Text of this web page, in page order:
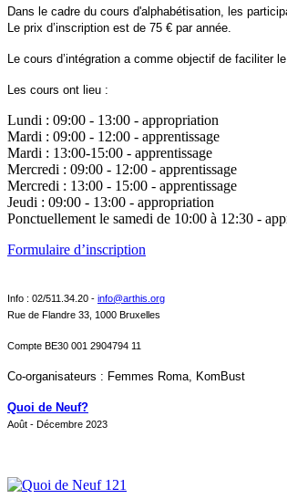
Dans le cadre du cours d'alphabétisation, les
Le prix d’inscription est de 75 € par année.
Le cours d’intégration a comme objectif de faciliter
Les cours ont lieu :
Lundi : 09:00 - 13:00 - appropriation
Mardi : 09:00 - 12:00 - apprentissage
Mardi : 13:00-15:00 - apprentissage
Mercredi : 09:00 - 12:00 - apprentissage
Mercredi : 13:00 - 15:00 - apprentissage
Jeudi : 09:00 - 13:00 - appropriation
Ponctuellement le samedi de 10:00 à 12:30 -
Formulaire d’inscription
Info : 02/511.34.20 - info@arthis.org
Rue de Flandre 33, 1000 Bruxelles
Compte BE30 001 2904794 11
Co-organisateurs : Femmes Roma, KomBust
Quoi de Neuf?
Août - Décembre 2023